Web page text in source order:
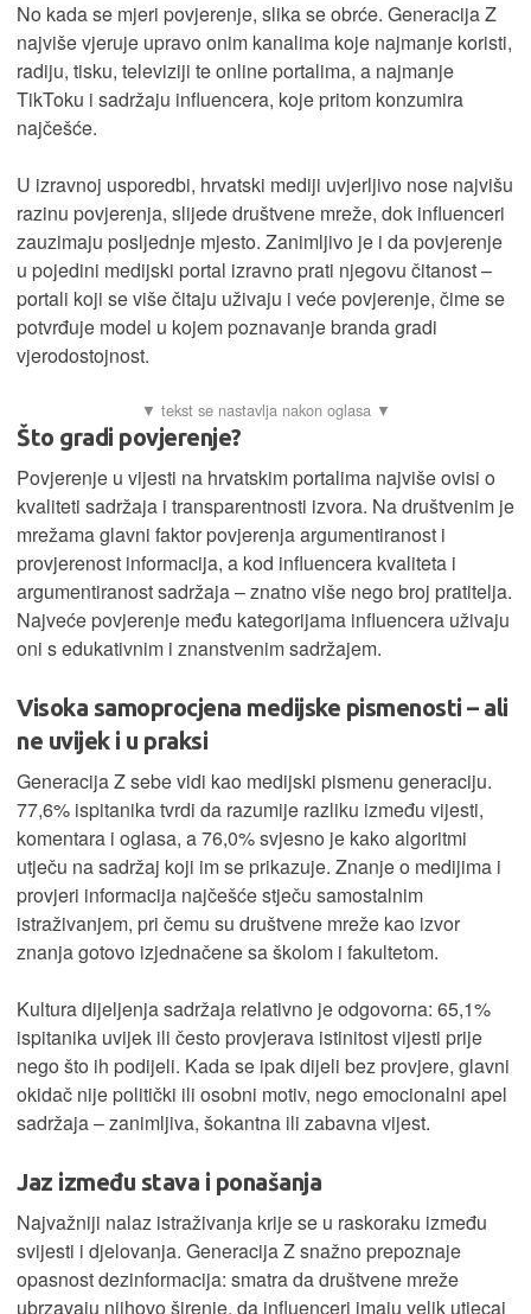
No kada se mjeri povjerenje, slika se obrće. Generacija Z
najviše vjeruje upravo onim kanalima koje najmanje koristi,
radiju, tisku, televiziji te online portalima, a najmanje
TikToku i sadržaju influencera, koje pritom konzumira
najčešće.
U izravnoj usporedbi, hrvatski mediji uvjerljivo nose najvišu
razinu povjerenja, slijede društvene mreže, dok influenceri
zauzimaju posljednje mjesto. Zanimljivo je i da povjerenje
u pojedini medijski portal izravno prati njegovu čitanost –
portali koji se više čitaju uživaju i veće povjerenje, čime se
potvrđuje model u kojem poznavanje branda gradi
vjerodostojnost.
Što gradi povjerenje?
Povjerenje u vijesti na hrvatskim portalima najviše ovisi o
kvaliteti sadržaja i transparentnosti izvora. Na društvenim je
mrežama glavni faktor povjerenja argumentiranost i
provjerenost informacija, a kod influencera kvaliteta i
argumentiranost sadržaja – znatno više nego broj pratitelja.
Najveće povjerenje među kategorijama influencera uživaju
oni s edukativnim i znanstvenim sadržajem.
Visoka samoprocjena medijske pismenosti – ali
ne uvijek i u praksi
Generacija Z sebe vidi kao medijski pismenu generaciju.
77,6% ispitanika tvrdi da razumije razliku između vijesti,
komentara i oglasa, a 76,0% svjesno je kako algoritmi
utječu na sadržaj koji im se prikazuje. Znanje o medijima i
provjeri informacija najčešće stječu samostalnim
istraživanjem, pri čemu su društvene mreže kao izvor
znanja gotovo izjednačene sa školom i fakultetom.
Kultura dijeljenja sadržaja relativno je odgovorna: 65,1%
ispitanika uvijek ili često provjerava istinitost vijesti prije
nego što ih podijeli. Kada se ipak dijeli bez provjere, glavni
okidač nije politički ili osobni motiv, nego emocionalni apel
sadržaja – zanimljiva, šokantna ili zabavna vijest.
Jaz između stava i ponašanja
Najvažniji nalaz istraživanja krije se u raskoraku između
svijesti i djelovanja. Generacija Z snažno prepoznaje
opasnost dezinformacija: smatra da društvene mreže
ubrzavaju njihovo širenje, da influenceri imaju velik utjecaj